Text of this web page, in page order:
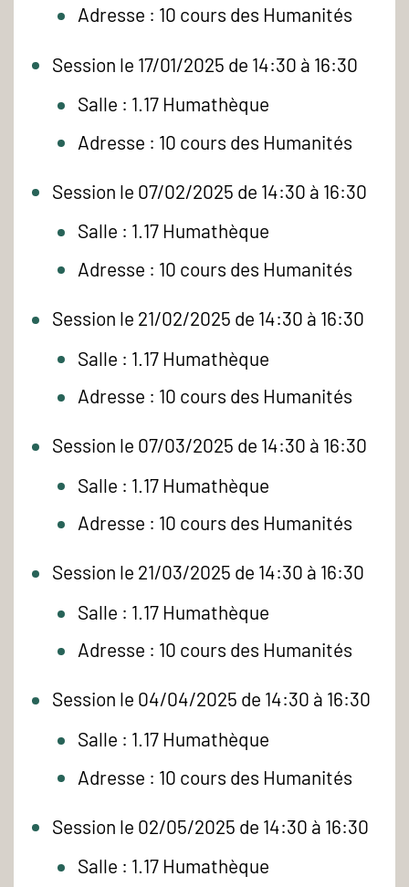
Adresse : 10 cours des Humanités
Session le 17/01/2025 de 14:30 à 16:30
Salle : 1.17 Humathèque
Adresse : 10 cours des Humanités
Session le 07/02/2025 de 14:30 à 16:30
Salle : 1.17 Humathèque
Adresse : 10 cours des Humanités
Session le 21/02/2025 de 14:30 à 16:30
Salle : 1.17 Humathèque
Adresse : 10 cours des Humanités
Session le 07/03/2025 de 14:30 à 16:30
Salle : 1.17 Humathèque
Adresse : 10 cours des Humanités
Session le 21/03/2025 de 14:30 à 16:30
Salle : 1.17 Humathèque
Adresse : 10 cours des Humanités
Session le 04/04/2025 de 14:30 à 16:30
Salle : 1.17 Humathèque
Adresse : 10 cours des Humanités
Session le 02/05/2025 de 14:30 à 16:30
Salle : 1.17 Humathèque